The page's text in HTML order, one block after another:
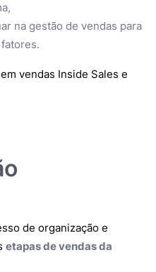
na gestão de vendas para
vendas Inside Sales e
de organização e
etapas de vendas da